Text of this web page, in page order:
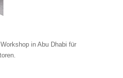
in Abu Dhabi für